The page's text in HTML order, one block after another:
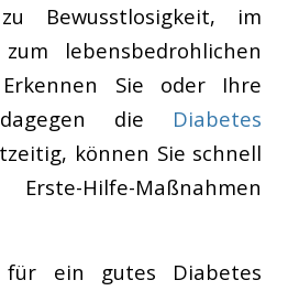
Bewusstlosigkeit, im
lebensbedrohlichen
Sie oder Ihre
die Diabetes
können Sie schnell
Hilfe-Maßnahmen
ein gutes Diabetes